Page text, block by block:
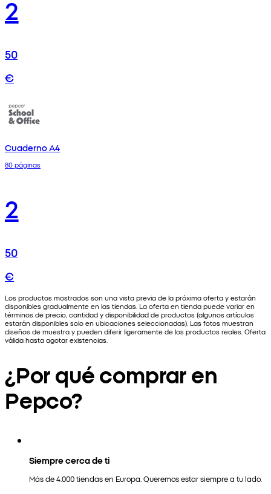
2
50
€
Cuaderno A4
80 páginas
2
50
€
Los productos mostrados son una vista previa de la próxima oferta y estarán
disponibles gradualmente en las tiendas. La oferta en tienda puede variar en
términos de precio, cantidad y disponibilidad de productos (algunos artículos
estarán disponibles solo en ubicaciones seleccionadas). Las fotos muestran
diseños de muestra y pueden diferir ligeramente de los productos reales. Oferta
válida hasta agotar existencias.
¿Por qué comprar en
Pepco?
Siempre cerca de ti
Más de 4.000 tiendas en Europa. Queremos estar siempre a tu lado.